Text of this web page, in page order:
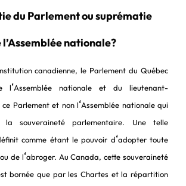
du Parlement ou suprématie
l’Assemblée nationale?
canadienne, le Parlement du Québec
l‘Assemblée nationale et du lieutenant-
ce Parlement et non l‘Assemblée nationale qui
souveraineté parlementaire. Une telle
comme étant le pouvoir d‘adopter toute
de l‘abroger. Au Canada, cette souveraineté
bornée que par les Chartes et la répartition